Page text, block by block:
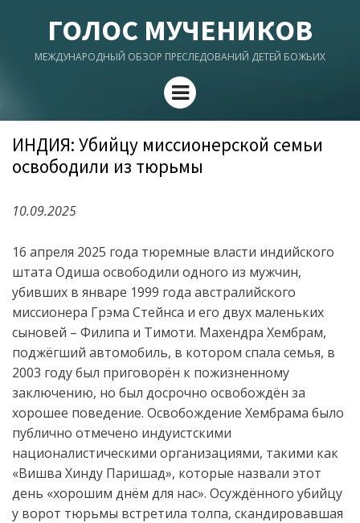
ГОЛОС МУЧЕНИКОВ
МЕЖДУНАРОДНЫЙ ОБЗОР ПРЕСЛЕДОВАНИЙ ДЕТЕЙ БОЖЬИХ
Menu
ИНДИЯ: Убийцу миссионерской семьи
освободили из тюрьмы
10.09.2025
16 апреля 2025 года тюремные власти индийского
штата Одиша освободили одного из мужчин,
убивших в январе 1999 года австралийского
миссионера Грэма Стейнса и его двух маленьких
сыновей – Филипа и Тимоти. Махендра Хембрам,
поджёгший автомобиль, в котором спала семья, в
2003 годубыл приговорён к пожизненному
заключению, но был досрочно освобождён за
хорошее поведение. Освобождение Хембрама было
публично отмечено индуистскими
националистическими организациями, такими как
«Вишва Хинду Паришад», которые назвали этот
день «хорошим днём для нас». Осуждённого убийцу
у ворот тюрьмы встретила толпа, скандировавшая